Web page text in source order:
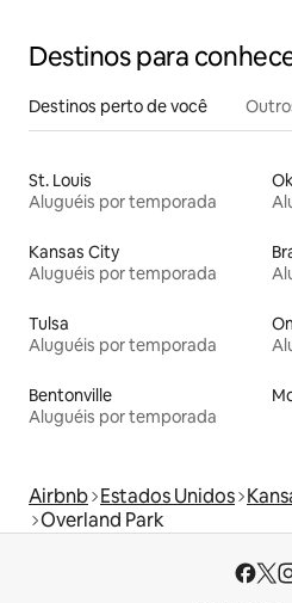
Destinos para
Destinos perto de você
St. Louis
Aluguéis por temporada
Kansas City
Aluguéis por temporada
Tulsa
Aluguéis por temporada
Bentonville
Aluguéis por temporada
Airbnb Estados Unidos
Overland Park